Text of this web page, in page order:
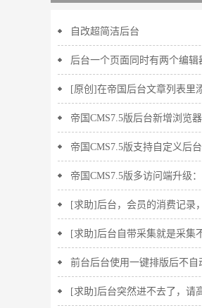
自改超简洁后台
后台一个页面同时有两个编
[原创]在帝国后台文章列表里
帝国CMS7.5版后台新增浏览
帝国CMS7.5版支持自定义后
帝国CMS7.5版多访问端升级
[求助]后台，会员的消费记录
[求助]后台自带采集就是采集
前台后台使用一键排版后不自
[求助]后台突然进不去了，请